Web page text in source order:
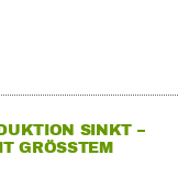
SINKT –
GRÖSSTEM R